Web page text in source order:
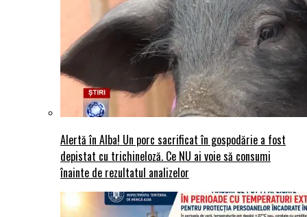
Alertă în Alba! Un porc sacrificat în gospodărie a fost
depistat cu trichineloză. Ce NU ai voie să consumi
înainte de rezultatul analizelor